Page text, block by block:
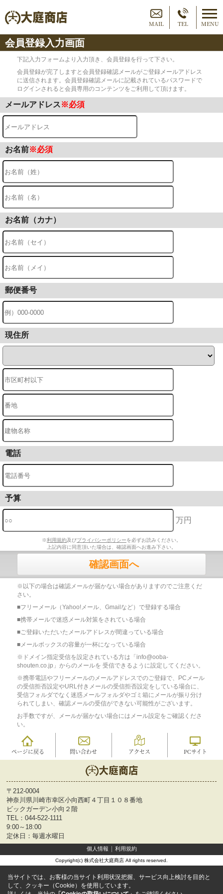
MAIL TEL MENU
会員登録入力画面
下記入力フォームより入力頂き、会員登録を行って下さい。
会員登録が完了しますと会員登録確認メールがご登録メールアドレス
に送信されます。会員登録確認メールに記載されているパスワードで
ログインされると会員専用のコンテンツをご利用して頂けます。
メールアドレス※必須
お名前※必須
お名前（カナ）
郵便番号
現住所
電話
予算
万円
※利用規約及びプライバシーポリシーを必ずお読みください。
上記内容に同意頂いた場合は、確認画面へお進み下さい。
確認画面へ
※以下の場合は確認メールが届かない場合がありますのでご注意くだ
さい。
■フリーメール（Yahoo!メール、Gmailなど）で登録する場合
■携帯メールで迷惑メール対策をされている場合
■ご登録いただいたメールアドレスが間違っている場合
■メールボックスの容量が一杯になっている場合
※ドメイン指定受信を設定されている方は「info@ooba-
shouten.co.jp」からのメールを 受信できるように設定してください。
※携帯電話やフリーメールのメールアドレスでのご登録で、PCメール
の受信拒否設定やURL付きメールの受信拒否設定をしている場合に、
受信フォルダでなく迷惑メールフォルダやゴミ箱にメールが振り分け
られてしまい、確認メールの受信ができない可能性がございます。
お手数ですが、メールが届かない場合にはメール設定をご確認くださ
い。
ページに戻る 問い合わせ アクセス PCサイト
〒212-0004
神奈川県川崎市幸区小向西町４丁目１０８番地
ビックガーデン小向２階
TEL： 044-522-1111
9:00～18:00
定休日：毎週水曜日
個人情報 利用規約
Copyright(c) 株式会社大庭商店 All rights reserved.
当サイトでは、お客様の当サイト利用状況把握、サービス向上検討を目的と
して、クッキー（Cookie）を使用しています。